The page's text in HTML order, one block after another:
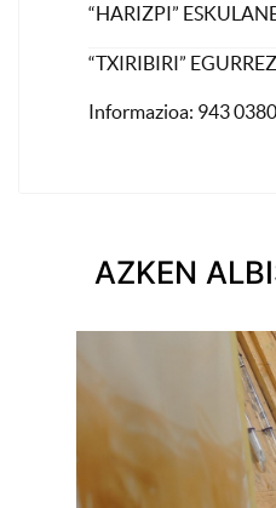
“HARIZPI”
“TXIRIBIRI”
Informazioa: 943
AZKEN